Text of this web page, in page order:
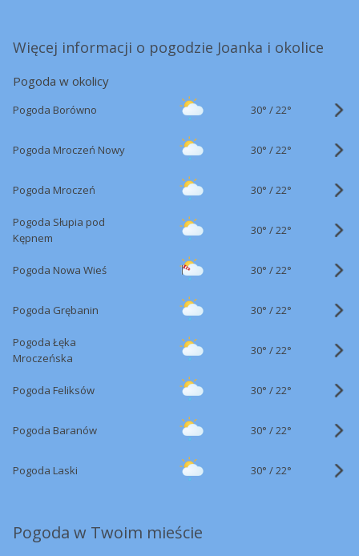
Więcej informacji o pogodzie Joanka i okolice
Pogoda w okolicy
Pogoda Borówno 30° /22°
Pogoda Mroczeń Nowy 30° /22°
Pogoda Mroczeń 30° /22°
Pogoda Słupia pod
Kępnem
30° /22°
Pogoda Nowa Wieś 30° /22°
Pogoda Grębanin 30° /22°
Pogoda Łęka
Mroczeńska
30° /22°
Pogoda Feliksów 30° /22°
Pogoda Baranów 30° /22°
Pogoda Laski 30° /22°
Pogoda w Twoim mieście